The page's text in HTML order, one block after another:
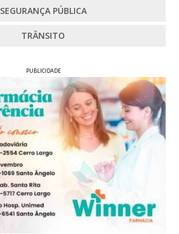
SEGURANÇA PÚBLICA
TRÂNSITO
PUBLICIDADE